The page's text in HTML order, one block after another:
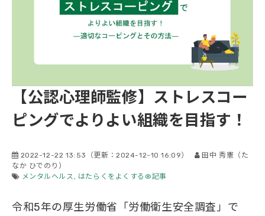
お役立ち情報
導入事例
【公認心理師監修】ストレスコー
ピングでよりよい組織を目指す！
2022-12-22 13:53 （更新：2024-12-10 16:09）
田中 秀憲（た
なか ひでのり）
メンタルヘルス
はたらくをよくする®記事
令和5年の厚生労働省「労働衛生安全調査」で